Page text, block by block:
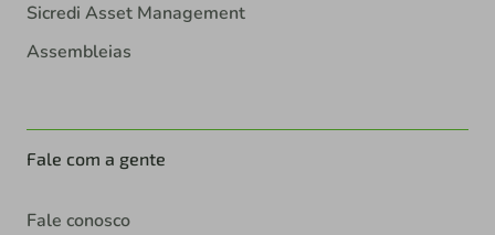
Sicredi Asset Management
Assembleias
Fale com a gente
Fale conosco